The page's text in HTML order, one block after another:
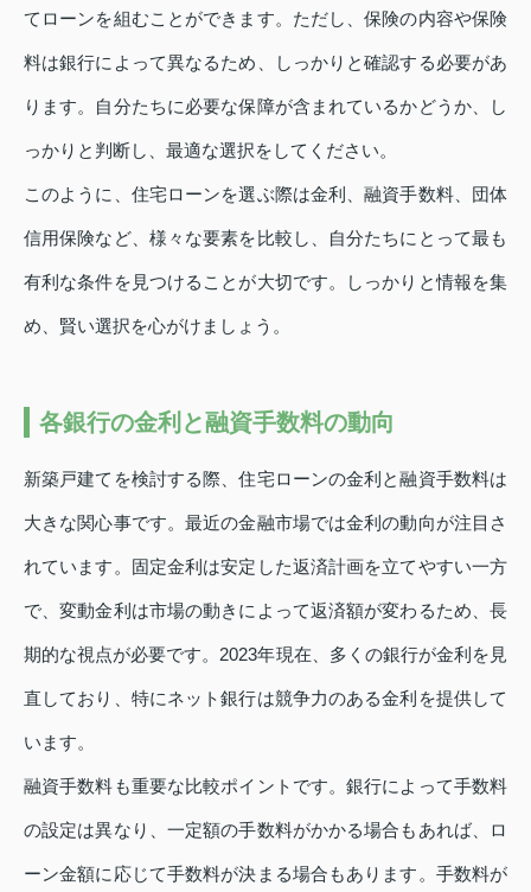
てローンを組むことができます。ただし、保険の内容や保険
料は銀行によって異なるため、しっかりと確認する必要があ
ります。自分たちに必要な保障が含まれているかどうか、し
っかりと判断し、最適な選択をしてください。
このように、住宅ローンを選ぶ際は金利、融資手数料、団体
信用保険など、様々な要素を比較し、自分たちにとって最も
有利な条件を見つけることが大切です。しっかりと情報を集
め、賢い選択を心がけましょう。
各銀行の金利と融資手数料の動向
新築戸建てを検討する際、住宅ローンの金利と融資手数料は
大きな関心事です。最近の金融市場では金利の動向が注目さ
れています。固定金利は安定した返済計画を立てやすい一方
で、変動金利は市場の動きによって返済額が変わるため、長
期的な視点が必要です。2023年現在、多くの銀行が金利を見
直しており、特にネット銀行は競争力のある金利を提供して
います。
融資手数料も重要な比較ポイントです。銀行によって手数料
の設定は異なり、一定額の手数料がかかる場合もあれば、ロ
ーン金額に応じて手数料が決まる場合もあります。手数料が